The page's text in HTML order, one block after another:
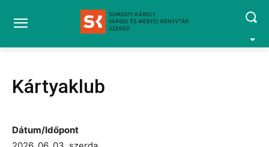
Kártyaklub
Dátum/Időpont